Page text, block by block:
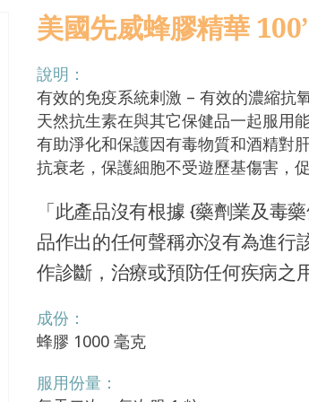
美國先威蜂膠精華
說明：
有效的免疫系統剌激 – 有效的濃縮抗
天然抗生素在與其它保健品一起服用
有助淨化和保護因有毒物質和酒精對
抗衰老，保護細胞不受遊歷基傷害，
「此產品沒有根據 {藥劑業及毒
品作出的任何聲稱亦沒有為進行
作診斷，治療或預防任何疾病之
成份：
蜂膠 1000 毫克
服用份量：